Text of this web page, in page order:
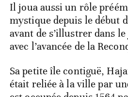
Il joua aussi un rôle
mystique depuis le début
avant de s’illustrer dans
avec l’avancée de la
Sa petite île contiguë,
était reliée à la ville par